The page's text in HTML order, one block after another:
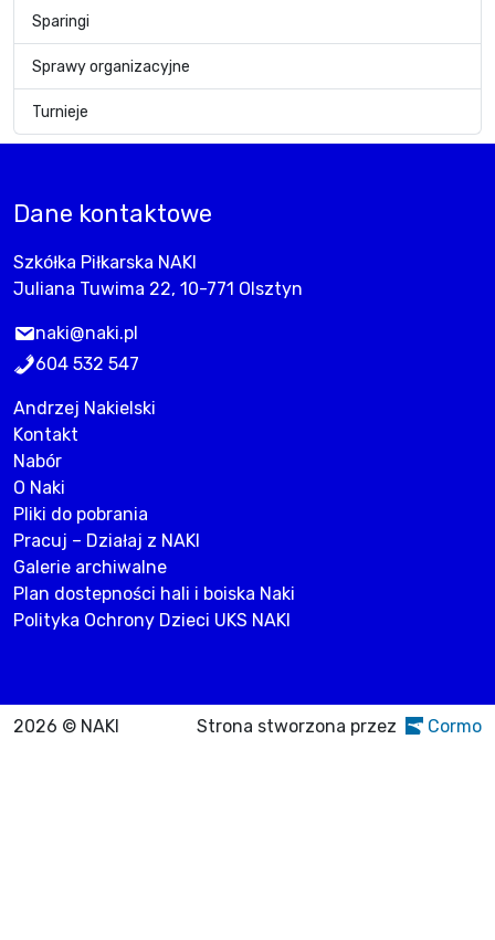
Sparingi
Sprawy organizacyjne
Turnieje
Dane kontaktowe
Szkółka Piłkarska NAKI
Juliana Tuwima 22, 10-771 Olsztyn
naki@naki.pl
604 532 547
Andrzej Nakielski
Kontakt
Nabór
O Naki
Pliki do pobrania
Pracuj – Działaj z NAKI
Galerie archiwalne
Plan dostepności hali i boiska Naki
Polityka Ochrony Dzieci UKS NAKI
2026 © NAKI Strona stworzona przez Cormo